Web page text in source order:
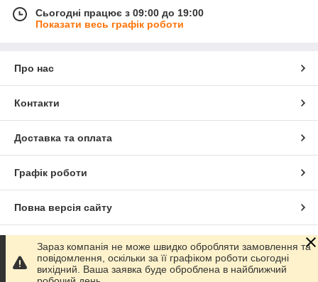
Сьогодні працює з 09:00 до 19:00
Показати весь графік роботи
Про нас
Контакти
Доставка та оплата
Графік роботи
Повна версія сайту
Сайт створено на маркетплейсі Prom.ua
Політика конфіденційності
Зараз компанія не може швидко обробляти замовлення та
повідомлення, оскільки за її графіком роботи сьогодні
вихідний. Ваша заявка буде оброблена в найближчий